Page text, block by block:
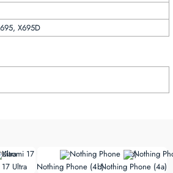
X695D
Ultra
Nothing Phone (4b)
vs
Nothing Phone (4a)